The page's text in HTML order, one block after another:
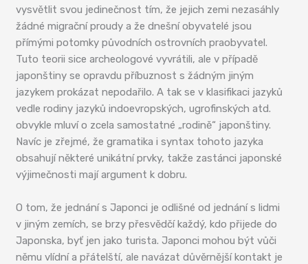
vysvětlit svou jedinečnost tím, že jejich zemi nezasáhly
žádné migrační proudy a že dnešní obyvatelé jsou
přímými potomky původních ostrovních praobyvatel.
Tuto teorii sice archeologové vyvrátili, ale v případě
japonštiny se opravdu příbuznost s žádným jiným
jazykem prokázat nepodařilo. A tak se v klasifikaci jazyků
vedle rodiny jazyků indoevropských, ugrofinských atd.
obvykle mluví o zcela samostatné „rodině“ japonštiny.
Navíc je zřejmé, že gramatika i syntax tohoto jazyka
obsahují některé unikátní prvky, takže zastánci japonské
výjimečnosti mají argument k dobru.
O tom, že jednání s Japonci je odlišné od jednání s lidmi
v jiným zemích, se brzy přesvědčí každý, kdo přijede do
Japonska, byť jen jako turista. Japonci mohou být vůči
němu vlídní a přátelští, ale navázat důvěrnější kontakt je